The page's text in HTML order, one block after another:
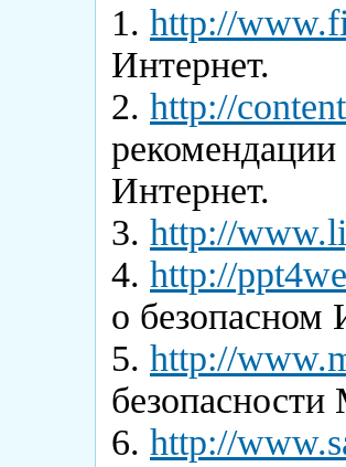
1. http://
Интернет.
2. http://
рекомендации
Интернет.
3. http://
4. http://
о безопасном
5. http://
6. http://